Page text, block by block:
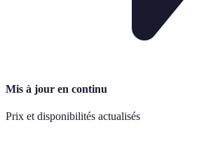
Mis à jour en continu
Prix et disponibilités actualisés